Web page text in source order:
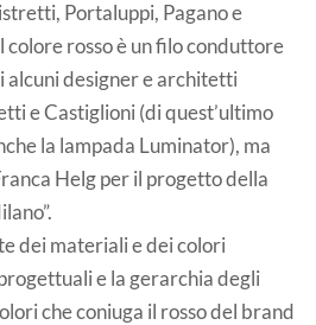
Portaluppi, Pagano e
colore rosso è un filo conduttore
alcuni designer e architetti
e Castiglioni (di quest’ultimo
la lampada Luminator), ma
Helg per il progetto della
dei materiali e dei colori
e la gerarchia degli
che coniuga il rosso del brand